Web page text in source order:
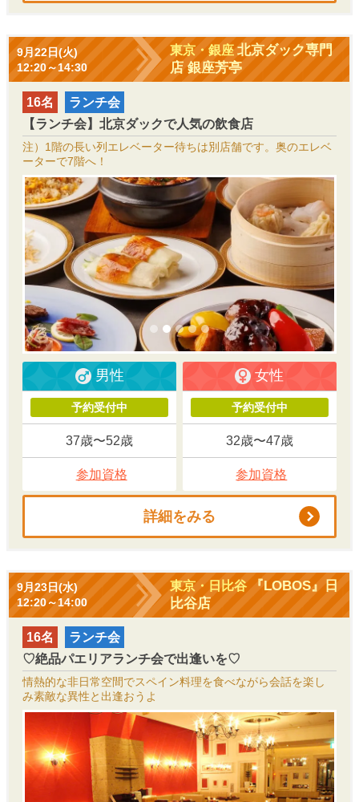
9月22日(火)
12:20～14:30
東京・銀座北京ダック専門
店 銀座芳亭
16名
ランチ会
【ランチ会】北京ダックで人気の飲食店
注）1階の長い列エレベーター待ちは別店舗です。奥のエレベ
ーターで7階へ！
男性
予約受付中
37歳〜52歳
参加資格
女性
予約受付中
32歳〜47歳
参加資格
詳細をみる
9月23日(水)
12:20～14:00
東京・日比谷『LOBOS』日
比谷店
16名
ランチ会
♡絶品パエリアランチ会で出逢いを♡
情熱的な非日常空間でスペイン料理を食べながら会話を楽し
み素敵な異性と出逢おうよ